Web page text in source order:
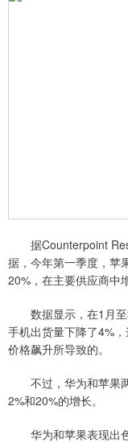
据Counterpoint
据，今年第一季度，苹
20%，在主要供应商中
数据显示，在1月至
手机出货量下降了4%
价格飙升所导致的。
不过，华为和苹果两
2%和20%的增长。
华为和苹果表现出